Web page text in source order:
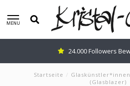
MENU
24.000 Followers
Startseite / Glaskünstler*innen
(Glasblazer)